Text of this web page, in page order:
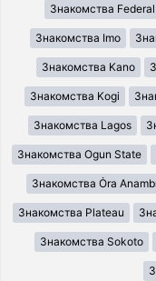
Знакомства
Знакомства Imo
Знакомства Kano
Знакомства Kogi
Знакомства Lagos
Знакомства Ogun State
Знакомства Ȯra
Знакомства Plateau
Знакомства Sokoto